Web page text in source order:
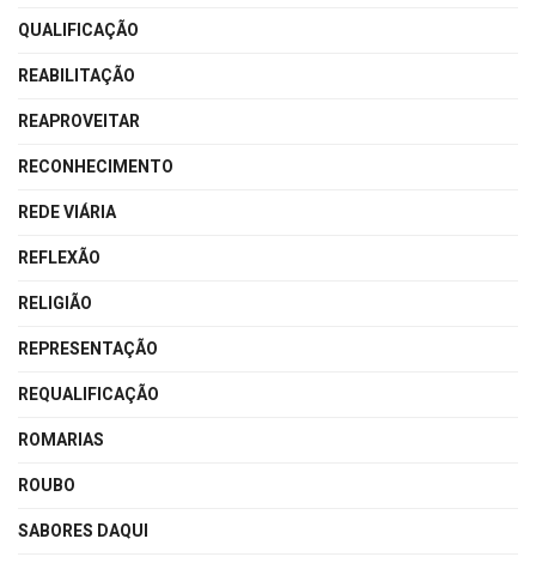
QUALIFICAÇÃO
REABILITAÇÃO
REAPROVEITAR
RECONHECIMENTO
REDE VIÁRIA
REFLEXÃO
RELIGIÃO
REPRESENTAÇÃO
REQUALIFICAÇÃO
ROMARIAS
ROUBO
SABORES DAQUI